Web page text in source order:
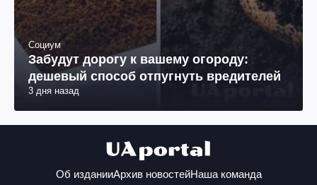
Социум
Забудут дорогу к вашему огороду:
дешевый способ отпугнуть вредителей
3 дня назад
Об изданииАрхив новостейНаша команда